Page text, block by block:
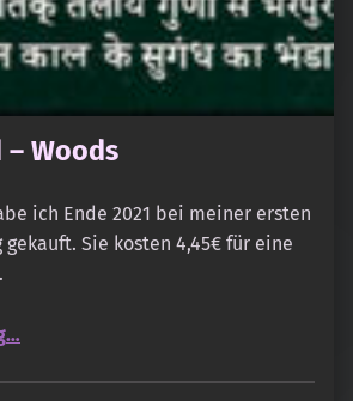
– Woods
ich Ende 2021 bei meiner ersten
gekauft. Sie kosten 4,45€ für eine
…